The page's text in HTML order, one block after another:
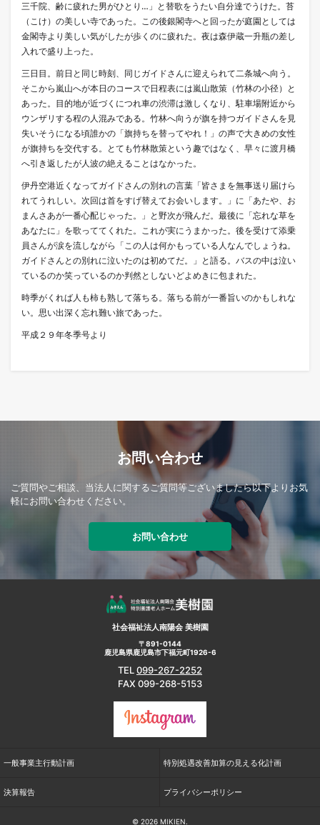
三千院、齢に疲れた男がひとり…」と替歌をうたい自分達でうけた。苔
（こけ）の美しい寺であった。この後銀閣寺へと回ったが庭園としては
金閣寺より美しい気がしたが歩くのに疲れた。夜は森伊蔵一升瓶の差し
入れで盛り上った。
三日目。前日と同じ時刻、同じガイドさんに迎えられて二条城へ向う。
そこから嵐山へが本日のコースで日程表には嵐山散策（竹林の小径）と
あった。目的地が近づくにつれ車の渋滞は激しくなり、駐車場附近から
ウンザリする程の人混みである。竹林へ向うが旗を持つガイドさんを見
失いそうになる頃誰かの「旗持ちを替ってやれ！」の声で大きめの女性
が旗持ちを交代する。とても竹林散策という趣ではなく、早々に渡月橋
へ引き返したが人波の絶えることはなかった。
伊丹空港近くなってガイドさんの別れの言葉「皆さまを無事送り届けら
れてうれしい。次回は首をすげ替えてお会いします。」に「あたや、お
まんさあが一番心配じゃった。」と野次が飛んだ。最後に「忘れな草を
あなたに」を歌っててくれた。これが実にうまかった。後を受けて添乗
員さんが涙を流しながら「この人は何かもっている人なんでしょうね。
ガイドさんとの別れに泣いたのは初めてだ。」と語る。バスの中は泣い
ているのか笑っているのか判然としないどよめきに包まれた。
時季がくれば人も柿も熟して落ちる。落ちる前が一番旨いのかもしれな
い。思い出深く忘れ難い旅であった。
平成２９年冬季号より
お問い合わせ
ご質問やご相談、当法人に関するご質問等ございましたら以下よりお気
軽にお問い合わせください。
お問い合わせ
社会福祉法人南陽会 美樹園
〒891-0144
鹿児島県鹿児島市下福元町1926-6
TEL099-267-2252
FAX 099-268-5153
一般事業主行動計画 特別処遇改善加算の見える化計画
決算報告 プライバシーポリシー
© 2026 MIKIEN.